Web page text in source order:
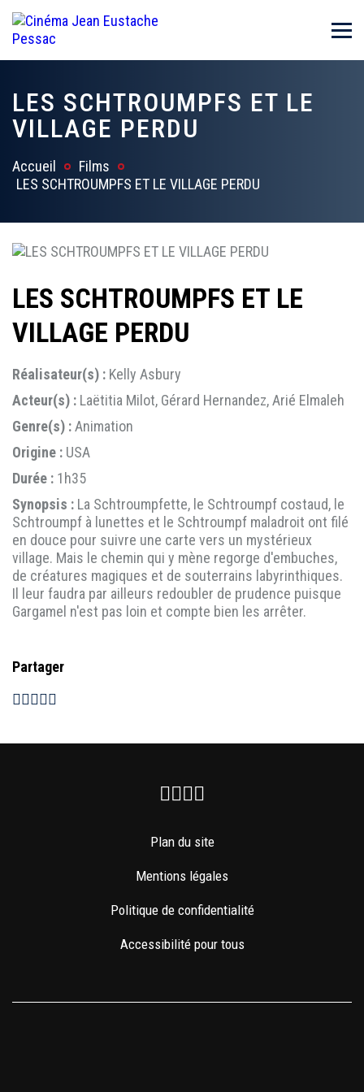
LES SCHTROUMPFS ET LE
VILLAGE PERDU
Accueil
Films
LES SCHTROUMPFS ET LE VILLAGE PERDU
LES SCHTROUMPFS ET LE
VILLAGE PERDU
Réalisateur(s) : Kelly Asbury
Acteur(s) : Laëtitia Milot, Gérard Hernandez, Arié Elmaleh
Genre(s) :Animation
Origine : USA
Durée : 1h35
Synopsis : La Schtroumpfette, le Schtroumpf costaud, le
Schtroumpf à lunettes et le Schtroumpf maladroit ont filé
en douce pour suivre une carte vers un mystérieux
village. Mais le chemin qui y mène regorge d'embuches,
de créatures magiques et de souterrains labyrinthiques.
Il leur faudra par ailleurs redoubler de prudence puisque
Gargamel n'est pas loin et compte bien les arrêter.
Partager
Facebook
Instagram
Youtube
Plan du site
Mentions légales
Politique de confidentialité
Accessibilité pour tous